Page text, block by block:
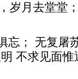
岁月去堂堂
忘； 无复屠
不求见面